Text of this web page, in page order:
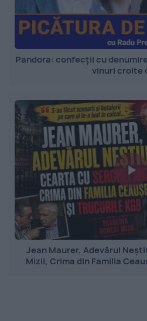
Pandora: confecții cu
vinuri croite
Jean Maurer, Adevărul
Mizil, Crima din Familia